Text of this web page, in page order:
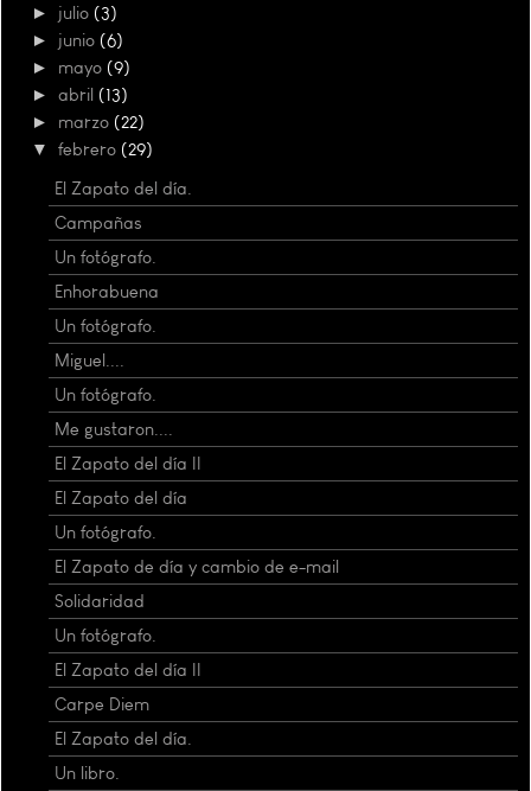
► julio (3)
► junio (6)
► mayo (9)
► abril (13)
► marzo (22)
▼ febrero (29)
El Zapato del día.
Campañas
Un fotógrafo.
Enhorabuena
Un fotógrafo.
Miguel....
Un fotógrafo.
Me gustaron....
El Zapato del día II
El Zapato del día
Un fotógrafo.
El Zapato de día y cambio de e-mail
Solidaridad
Un fotógrafo.
El Zapato del día II
Carpe Diem
El Zapato del día.
Un libro.